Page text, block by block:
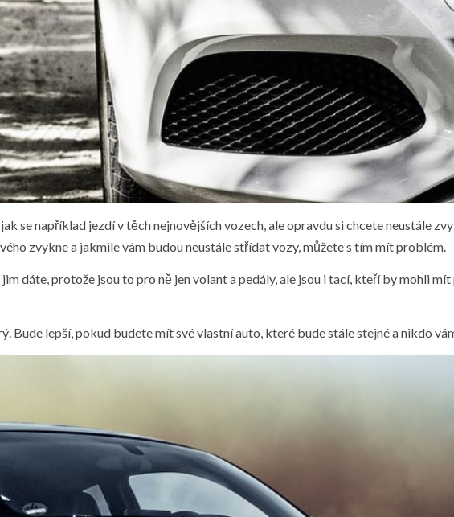
se například jezdí v těch nejnovějších vozech, ale opravdu si chcete neustále
zvykne a jakmile vám budou neustále střídat vozy, můžete s tím mít problém.
dáte, protože jsou to pro ně jen volant a pedály, ale jsou i tací, kteří by mohli
Bude lepší, pokud budete mít své vlastní auto, které bude stále stejné a nikdo